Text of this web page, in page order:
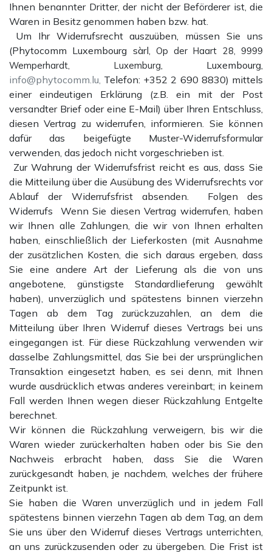
Ihnen benannter Dritter, der nicht der Beförderer ist, die
Waren in Besitz genommen haben bzw. hat.
Um Ihr Widerrufsrecht auszuüben, müssen Sie uns
(Phytocomm Luxembourg sàrl, Op der Haart 28, 9999
Wemperhardt, Luxemburg, Luxembourg,
info@phytocomm.lu, Telefon: +352 2 690 8830) mittels
einer eindeutigen Erklärung (z.B. ein mit der Post
versandter Brief oder eine E-Mail) über Ihren Entschluss,
diesen Vertrag zu widerrufen, informieren. Sie können
dafür das beigefügte Muster-Widerrufsformular
verwenden, das jedoch nicht vorgeschrieben ist.
Zur Wahrung der Widerrufsfrist reicht es aus, dass Sie
die Mitteilung über die Ausübung des Widerrufsrechts vor
Ablauf der Widerrufsfrist absenden. Folgen des
Widerrufs Wenn Sie diesen Vertrag widerrufen, haben
wir Ihnen alle Zahlungen, die wir von Ihnen erhalten
haben, einschließlich der Lieferkosten (mit Ausnahme
der zusätzlichen Kosten, die sich daraus ergeben, dass
Sie eine andere Art der Lieferung als die von uns
angebotene, günstigste Standardlieferung gewählt
haben), unverzüglich und spätestens binnen vierzehn
Tagen ab dem Tag zurückzuzahlen, an dem die
Mitteilung über Ihren Widerruf dieses Vertrags bei uns
eingegangen ist. Für diese Rückzahlung verwenden wir
dasselbe Zahlungsmittel, das Sie bei der ursprünglichen
Transaktion eingesetzt haben, es sei denn, mit Ihnen
wurde ausdrücklich etwas anderes vereinbart; in keinem
Fall werden Ihnen wegen dieser Rückzahlung Entgelte
berechnet.
Wir können die Rückzahlung verweigern, bis wir die
Waren wieder zurückerhalten haben oder bis Sie den
Nachweis erbracht haben, dass Sie die Waren
zurückgesandt haben, je nachdem, welches der frühere
Zeitpunkt ist.
Sie haben die Waren unverzüglich und in jedem Fall
spätestens binnen vierzehn Tagen ab dem Tag, an dem
Sie uns über den Widerruf dieses Vertrags unterrichten,
an uns zurückzusenden oder zu übergeben. Die Frist ist